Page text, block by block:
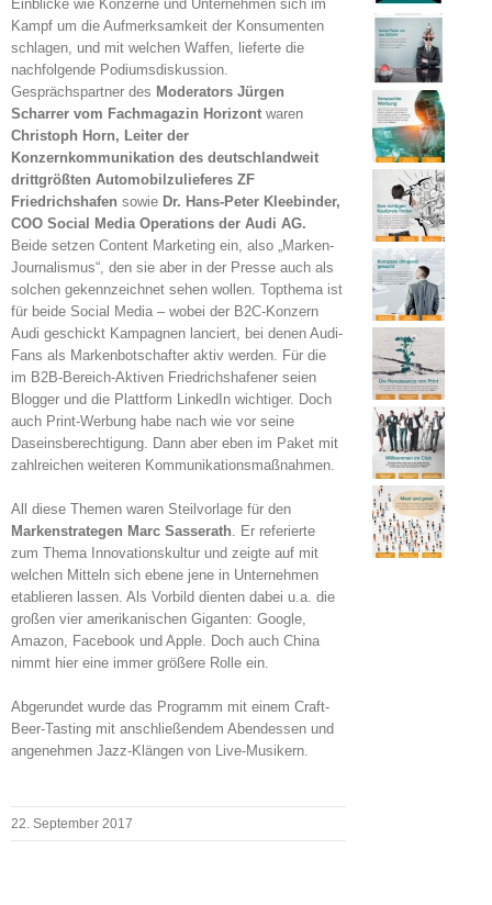
Einblicke wie Konzerne und Unternehmen sich im
Kampf um die Aufmerksamkeit der Konsumenten
schlagen, und mit welchen Waffen, lieferte die
nachfolgende Podiumsdiskussion.
Gesprächspartner des Moderators Jürgen
Scharrer vom Fachmagazin Horizont waren
Christoph Horn, Leiter der
Konzernkommunikation des deutschlandweit
drittgrößten Automobilzulieferes ZF
Friedrichshafen sowie Dr. Hans-Peter Kleebinder,
COO Social Media Operations der Audi AG.
Beide setzen Content Marketing ein, also „Marken-
Journalismus“, den sie aber in der Presse auch als
solchen gekennzeichnet sehen wollen. Topthema ist
für beide Social Media – wobei der B2C-Konzern
Audi geschickt Kampagnen lanciert, bei denen Audi-
Fans als Markenbotschafter aktiv werden. Für die
im B2B-Bereich-Aktiven Friedrichshafener seien
Blogger und die Plattform LinkedIn wichtiger. Doch
auch Print-Werbung habe nach wie vor seine
Daseinsberechtigung. Dann aber eben im Paket mit
zahlreichen weiteren Kommunikationsmaßnahmen.
All diese Themen waren Steilvorlage für den
Markenstrategen Marc Sasserath. Er referierte
zum Thema Innovationskultur und zeigte auf mit
welchen Mitteln sich ebene jene in Unternehmen
etablieren lassen. Als Vorbild dienten dabei u.a. die
großen vier amerikanischen Giganten: Google,
Amazon, Facebook und Apple. Doch auch China
nimmt hier eine immer größere Rolle ein.
Abgerundet wurde das Programm mit einem Craft-
Beer-Tasting mit anschließendem Abendessen und
angenehmen Jazz-Klängen von Live-Musikern.
22. September 2017